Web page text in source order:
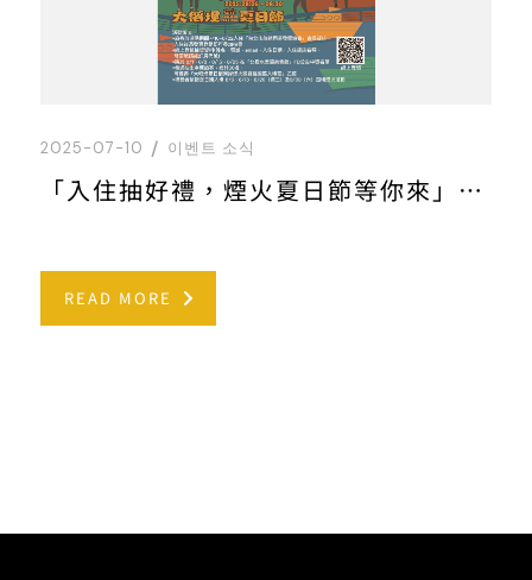
2025-07-10 이벤트 소식
「入住抽好禮，煙火夏日節等你來」專案說明
READ MORE